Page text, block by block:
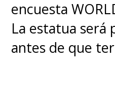
encuesta
La estatua será
antes de que